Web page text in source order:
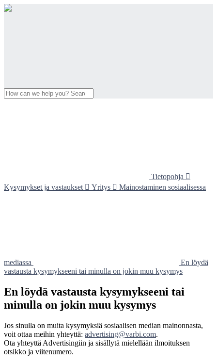
Tietopohja 
Kysymykset ja vastaukset  Yritys  Mainostaminen sosiaalisessa
mediassa
En löydä
vastausta kysymykseeni tai minulla on jokin muu kysymys
En löydä vastausta kysymykseeni tai
minulla on jokin muu kysymys
Jos sinulla on muita kysymyksiä sosiaalisen median mainonnasta,
voit ottaa meihin yhteyttä: advertising@varbi.com.
Ota yhteyttä Advertisingiin ja sisällytä mielellään ilmoituksen
otsikko ja viitenumero.